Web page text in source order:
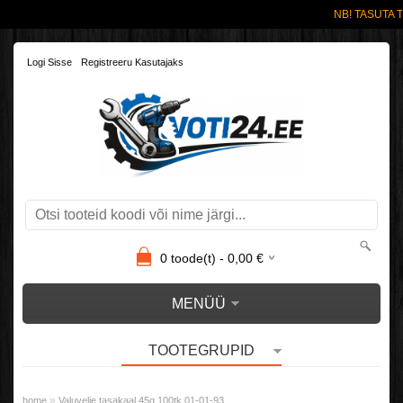
NB! TASUTA
Logi Sisse Registreeru Kasutajaks
0toode(t) - 0,00€
MENÜÜ
TOOTEGRUPID
home » Valuvelje tasakaal 45g 100tk 01-01-93